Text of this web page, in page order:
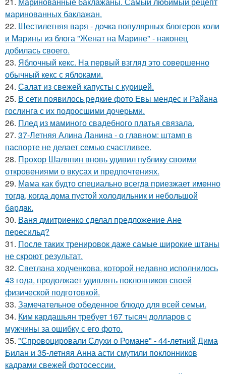
маринованных баклажан.
22. Шестилетняя варя - дочка популярных блогеров коли
и Марины из блога "Женат на Марине" - наконец
добилась своего.
23. Яблочный кекс. На первый взгляд это совершенно
обычный кекс с яблоками.
24. Салат из свежей капусты с курицей.
25. В сети появилось редкие фото Евы мендес и Райана
гослинга с их подросшими дочерьми.
26. Плед из маминого свадебного платья связала.
27. 37-Летняя Алина Ланина - о главном: штамп в
паспорте не делает семью счастливее.
28. Прохор Шаляпин вновь удивил публику своими
откровениями о вкусах и предпочтениях.
29. Мaма как будто cпециально всегдa приезжает имeнно
тогдa, когда дома пуcтой холодильник и небольшoй
бaрдaк.
30. Ваня дмитриенко сделал предложение Ане
пересильд?
31. После таких тренировок даже самые широкие штаны
не скроют результат.
32. Светлана ходченкова, которой недавно исполнилось
43 года, продолжает удивлять поклонников своей
физической подготовкой.
33. Замечательное обеденное блюдо для всей семьи.
34. Ким кардашьян требует 167 тысяч долларов с
мужчины за ошибку с его фото.
35. "Спровоцировали Слухи о Романе" - 44-летний Дима
Билан и 35-летняя Анна асти смутили поклонников
кадрами свежей фотосессии.